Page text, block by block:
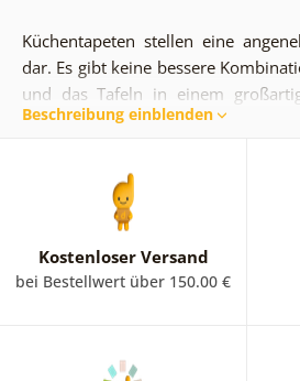
Küchentapeten stellen eine
dar. Es gibt keine bessere
und das Tafeln in einem
Fototapeten bringen eine
Liebsten und dekorieren Sie Ihre
interessanten Tapete, die
kulinarischen Leistungen
Vorstellungskraft freien Lauf
Hintergrundbild, das Ihnen am
können Sie sich gleich hier in
Beschreibung einblenden
Kostenloser Versand
bei Bestellwert über 150.00 €